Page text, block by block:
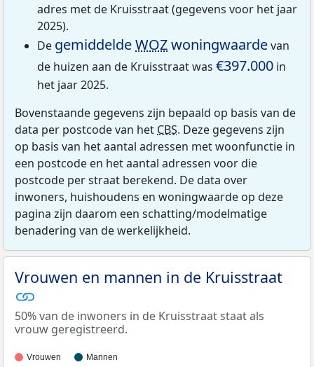
adres met de Kruisstraat (gegevens voor het jaar
2025).
De gemiddeldeWOZwoningwaardevan
de huizen aan de Kruisstraat was €397.000 in
het jaar 2025.
Bovenstaande gegevens zijn bepaald op basis van de
data per postcode van het CBS. Deze gegevens zijn
op basis van het aantal adressen met woonfunctie in
een postcode en het aantal adressen voor die
postcode per straat berekend. De data over
inwoners, huishoudens en woningwaarde op deze
pagina zijn daarom een schatting/modelmatige
benadering van de werkelijkheid.
Vrouwen en mannen in de Kruisstraat
50% van de inwoners in de Kruisstraat staat als
vrouw geregistreerd.
Vrouwen Mannen